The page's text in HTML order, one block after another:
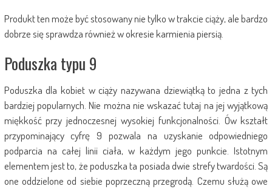
Produkt ten może być stosowany nie tylko w trakcie ciąży, ale bardzo
dobrze się sprawdza również w okresie karmienia piersią.
Poduszka typu 9
Poduszka dla kobiet w ciąży nazywana dziewiątką to jedna z tych
bardziej popularnych. Nie można nie wskazać tutaj na jej wyjątkową
miękkość przy jednoczesnej wysokiej funkcjonalności. Ów kształt
przypominający cyfrę 9 pozwala na uzyskanie odpowiedniego
podparcia na całej linii ciała, w każdym jego punkcie. Istotnym
elementem jest to, że poduszka ta posiada dwie strefy twardości. Są
one oddzielone od siebie poprzeczną przegrodą. Czemu służą owe